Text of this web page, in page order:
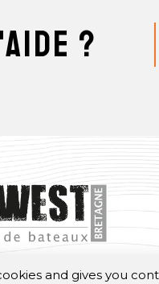
?
and gives you